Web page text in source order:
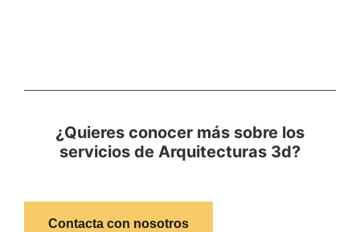
¿Quieres conocer más sobre los
servicios de Arquitecturas 3d?
Contacta con nosotros